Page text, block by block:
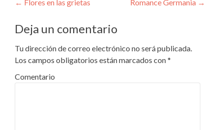
Navegación
de
entradas
← Flores en las grietas Romance Germania →
Deja un comentario
Tu dirección de correo electrónico no será publicada.
Los campos obligatorios están marcados con*
Comentario